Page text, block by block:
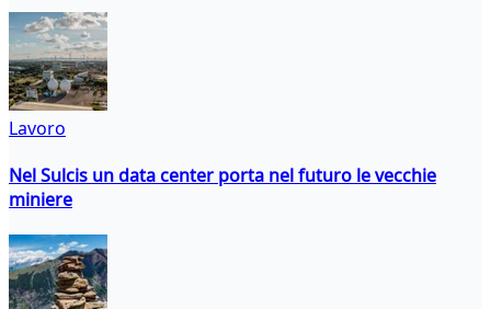
Lavoro
Nel Sulcis un data center porta nel futuro le vecchie
miniere